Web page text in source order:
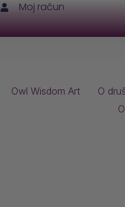
Moj račun
Owl Wisdom Art
O